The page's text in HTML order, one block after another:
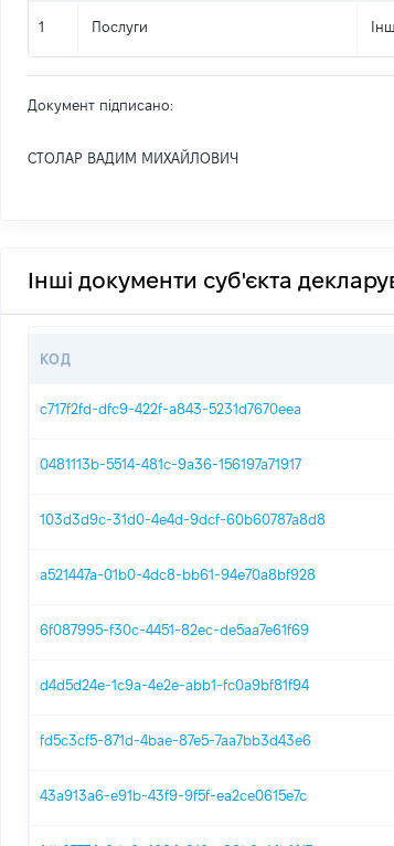
1 Послуги
Документ підписано:
СТОЛАР ВАДИМ МИХАЙЛОВИЧ
Інші документи суб'єкта
КОД
c717f2fd-dfc9-422f-a843-5231d7670eea
0481113b-5514-481c-9a36-156197a71917
103d3d9c-31d0-4e4d-9dcf-60b60787a8d8
a521447a-01b0-4dc8-bb61-94e70a8bf928
6f087995-f30c-4451-82ec-de5aa7e61f69
d4d5d24e-1c9a-4e2e-abb1-fc0a9bf81f94
fd5c3cf5-871d-4bae-87e5-7aa7bb3d43e6
43a913a6-e91b-43f9-9f5f-ea2ce0615e7c